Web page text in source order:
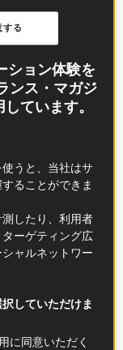
ション体験を
ンス・マガジ
ています。
うと、当社はサ
ることができま
したり、利用者
ーゲティング広
ャルネットワー
していただけま
に同意いただく
する